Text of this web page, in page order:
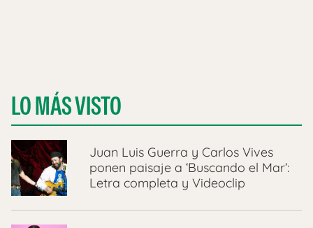
LO MÁS VISTO
Juan Luis Guerra y Carlos Vives
ponen paisaje a ‘Buscando el Mar’:
Letra completa y Videoclip